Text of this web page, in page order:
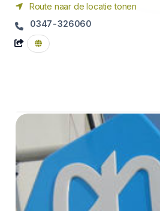
Route naar de locatie tonen
0347-326060